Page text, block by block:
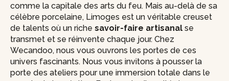
comme la capitale des arts du feu. Mais au-delà de sa
célèbre porcelaine, Limoges est un véritable creuset
de talents où un riche savoir-faire artisanal se
transmet et se réinvente chaque jour. Chez
Wecandoo, nous vous ouvrons les portes de ces
univers fascinants. Nous vous invitons à pousser la
porte des ateliers pour une immersion totale dans le